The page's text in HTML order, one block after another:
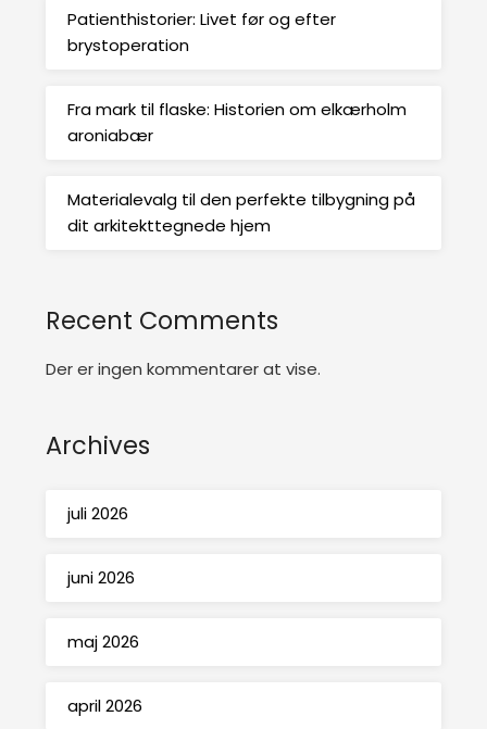
Patienthistorier: Livet før og efter
brystoperation
Fra mark til flaske: Historien om elkærholm
aroniabær
Materialevalg til den perfekte tilbygning på
dit arkitekttegnede hjem
Recent Comments
Der er ingen kommentarer at vise.
Archives
juli 2026
juni 2026
maj 2026
april 2026